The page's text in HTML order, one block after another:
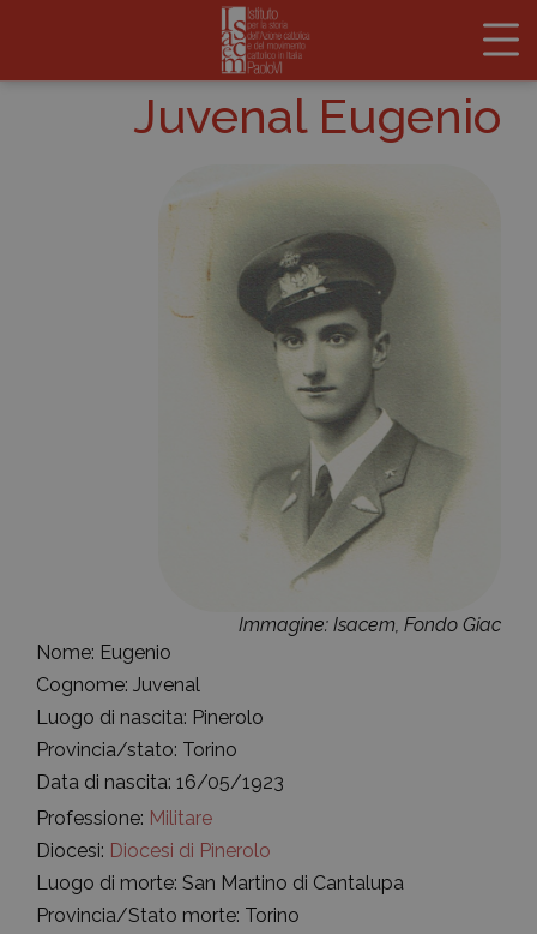
Juvenal Eugenio
Immagine: Isacem, Fondo Giac
Nome: Eugenio
Cognome: Juvenal
Luogo di nascita: Pinerolo
Provincia/stato: Torino
Data di nascita: 16/05/1923
Professione: Militare
Diocesi: Diocesi di Pinerolo
Luogo di morte: San Martino di Cantalupa
Provincia/Stato morte: Torino